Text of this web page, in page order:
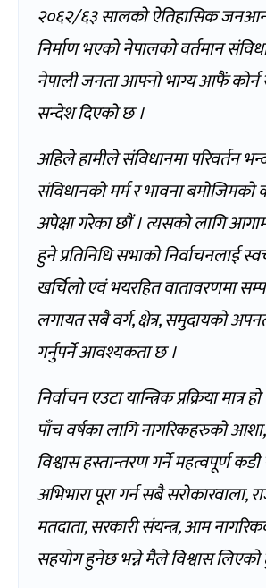
२०६२/६३ सालको ऐतिहासिक
निर्माण भएको नेपालको वर्तमान
नेपाली जनता आफ्नो भाग्य आफैं कोर्न
सन्देश दिएको छ ।
अहिले हामीले संविधानमा परिवर्तन
संविधानको मर्म र भावना
अपेक्षा गरेका छौं । त्यसको लागि
हुने प्रतिनिधि सभाको निर्वाचनलाई
खर्चिलो एवं भयरहित वातावरणमा
लगायत सबै वर्ग, क्षेत्र, समुदायको
गर्नुपर्ने आवश्यकता छ ।
निर्वाचन एउटा यान्त्रिक प्रक्रिया मात्र
पाँच वर्षका लागि नागरिकहरुको
विश्वास हस्तान्तरण गर्ने महत्वपूर्ण कडी
अभिभारा पूरा गर्न सबै सरोकारवाला,
मतदाता, सरकारी संयन्त्र, आम
सहयोग हुनेछ भन्ने मैले विश्वास